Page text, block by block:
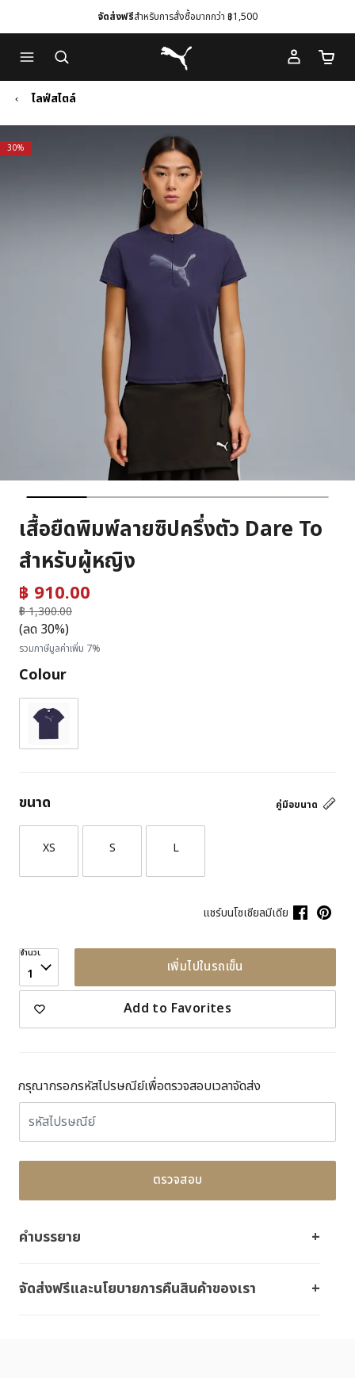
to
Main
content
to
Footer
Content
จัดส่งฟรีสำหรับการสั่งซื้อมากกว่า ฿1,500
Puma โฮม
จำนว
ไลฟ์สไตล์
30%
เสื้อยืดพิมพ์ลายซิปครึ่งตัว Dare To
สำหรับผู้หญิง
฿ 910.00
฿ 1,300.00
ถึง
(ลด 30%)
รวมภาษีมูลค่าเพิ่ม 7%
Colour
คู่มือขนาด
ขนาด
XS S L
แชร์บนโซเชียลมีเดีย
จำนวน
1 เพิ่มไปในรถเข็น
Add to Favorites
กรุณากรอกรหัสไปรษณีย์เพื่อตรวจสอบเวลาจัดส่ง
ตรวจสอบ
คำบรรยาย
จัดส่งฟรีและนโยบายการคืนสินค้าของเรา